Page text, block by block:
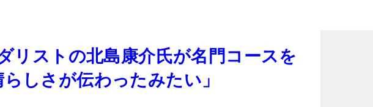
リストの北島康介氏が名門コースを
しさが伝わったみたい」